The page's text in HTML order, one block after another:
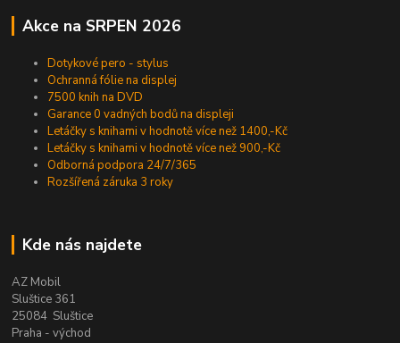
Akce na SRPEN 2026
Dotykové pero - stylus
Ochranná fólie na displej
7500 knih na DVD
Garance 0 vadných bodů na displeji
Letáčky s knihami v hodnotě více než 1400,-Kč
Letáčky s knihami v hodnotě více než 900,-Kč
Odborná podpora 24/7/365
Rozšířená záruka 3 roky
Kde nás najdete
AZ Mobil
Sluštice 361
25084 Sluštice
Praha - východ